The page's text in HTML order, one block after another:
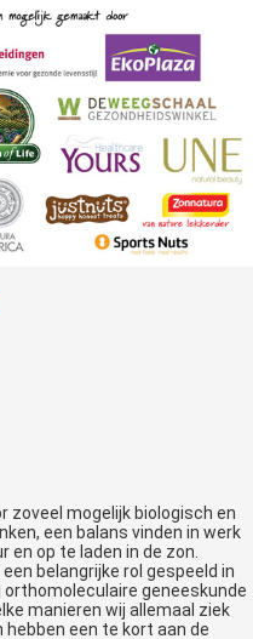
zoveel mogelijk biologisch en
een balans vinden in werk
en op te laden in de zon.
belangrijke rol gespeeld in
orthomoleculaire geneeskunde
manieren wij allemaal ziek
een te kort aan de